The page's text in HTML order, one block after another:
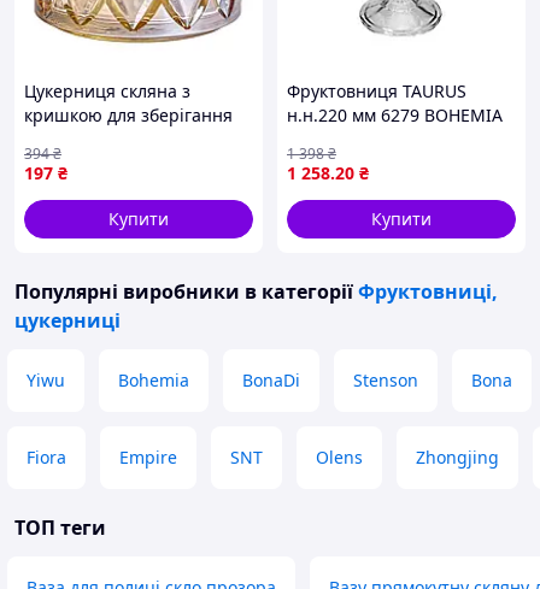
Цукерниця скляна з
кришкою для зберігання
коричнева 10 см
197 ₴
394₴
Купити
Фруктовниця TAURUS
н.н.220 мм 6279 BOHEMIA
1 258.20 ₴
1 398₴
Купити
Популярні виробники в категоріїФруктовниці,
цукерниці
Yiwu Bohemia BonaDi Stenson Bona
Fiora Empire SNT Olens Zhongjing
ТОП теги